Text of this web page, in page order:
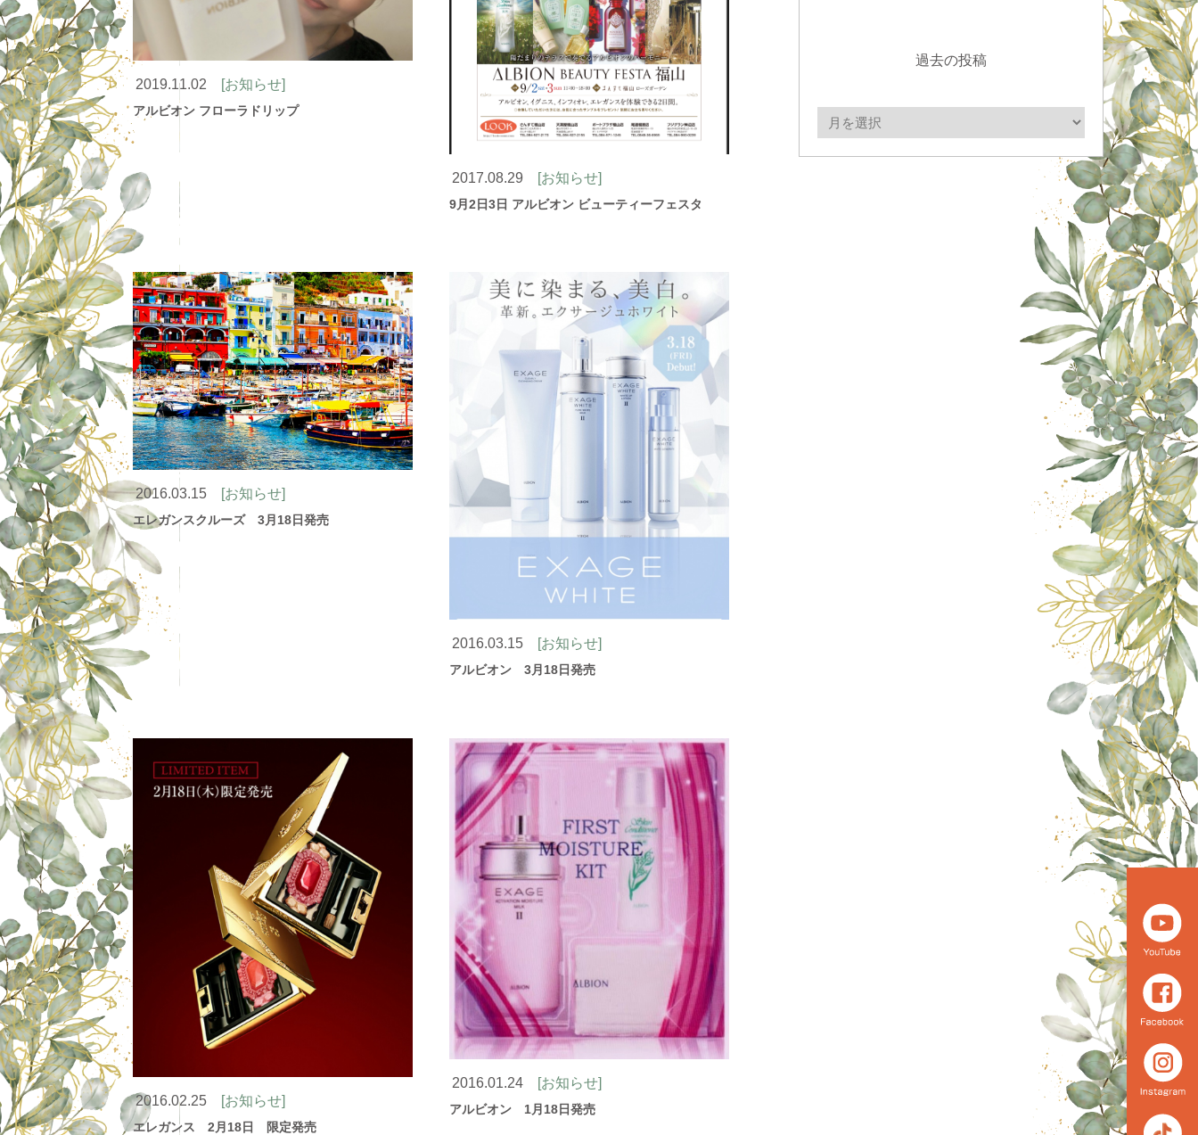
2019.11.02 [お知らせ]
アルビオン フローラドリップ
2017.08.29 [お知らせ]
9月2日3日 アルビオン ビューティーフェスタ
2016.03.15 [お知らせ]
エレガンスクルーズ 3月18日発売
2016.03.15 [お知らせ]
アルビオン 3月18日発売
2016.02.25 [お知らせ]
エレガンス 2月18日 限定発売
2016.01.24 [お知らせ]
アルビオン 1月18日発売
過去の投稿